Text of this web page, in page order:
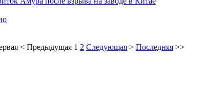
< Предыдущая 1 2 Следующая > Последняя >>